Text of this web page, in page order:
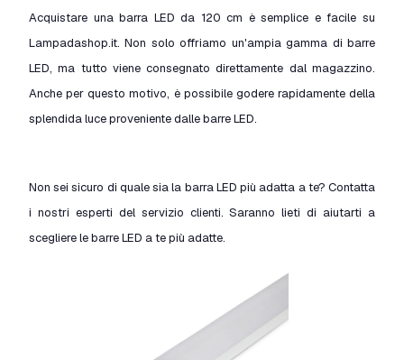
Acquistare una barra LED da 120 cm è semplice e facile su
Lampadashop.it. Non solo offriamo un'ampia gamma di barre
LED, ma tutto viene consegnato direttamente dal magazzino.
Anche per questo motivo, è possibile godere rapidamente della
splendida luce proveniente dalle barre LED.
Non sei sicuro di quale sia la barra LED più adatta a te? Contatta
i nostri esperti del servizio clienti. Saranno lieti di aiutarti a
scegliere le barre LED a te più adatte.